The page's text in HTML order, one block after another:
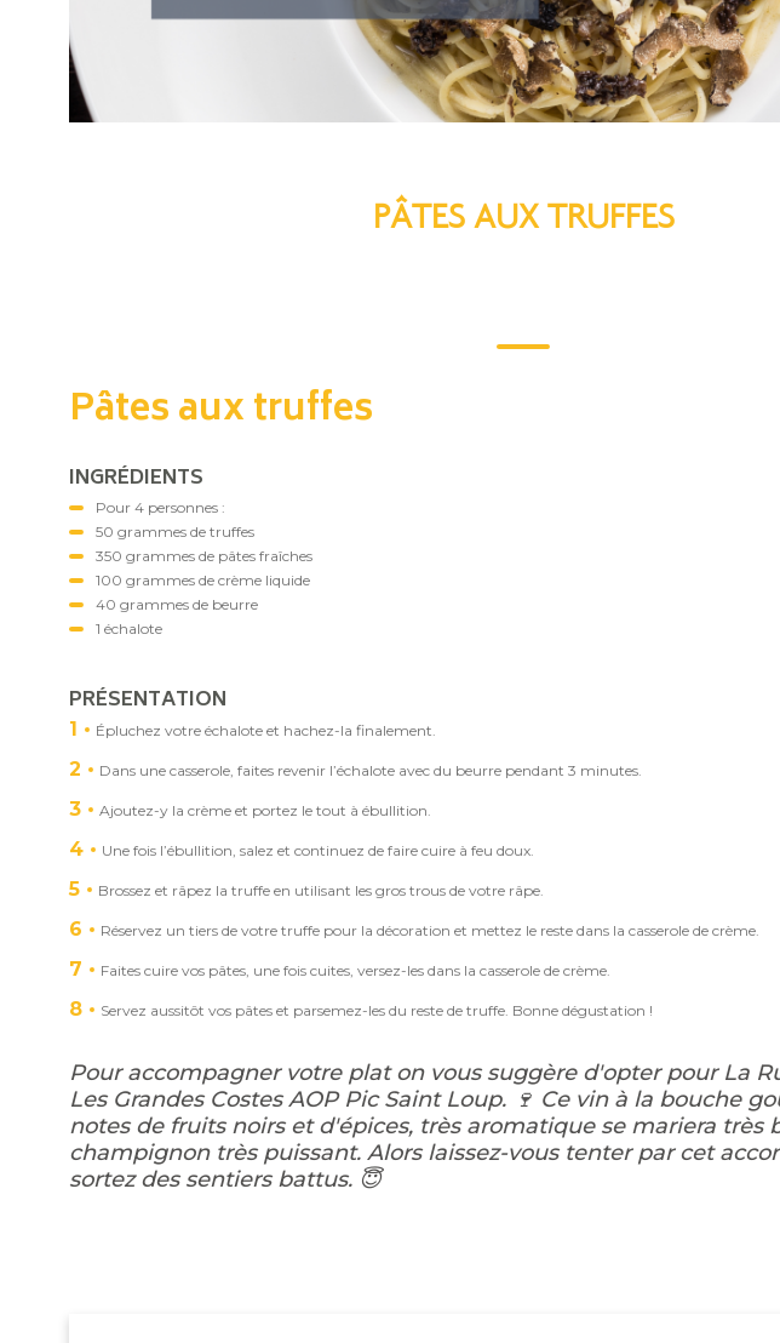
PÂTES AUX TRUFFES
Pâtes aux truffes
INGRÉDIENTS
Pour 4 personnes :
50 grammes de truffes
350 grammes de pâtes fraîches
100 grammes de crème liquide
40 grammes de beurre
1 échalote
PRÉSENTATION
1 Épluchez votre échalote et hachez-la finalement.
2 Dans une casserole, faites revenir l’échalote avec du beurre pendant 3 minutes.
3 Ajoutez-y la crème et portez le tout à ébullition.
4 Une fois l’ébullition, salez et continuez de faire cuire à feu doux.
5 Brossez et râpez la truffe en utilisant les gros trous de votre râpe.
6 Réservez un tiers de votre truffe pour la décoration et mettez le reste dans la casserole de crème.
7 Faites cuire vos pâtes, une fois cuites, versez-les dans la casserole de crème.
8 Servez aussitôt vos pâtes et parsemez-les du reste de truffe. Bonne dégustation !
Pour accompagner votre plat on vous suggère d'opter pour La
Les Grandes Costes AOP Pic Saint Loup. 🍷 Ce vin à la bouche
notes de fruits noirs et d'épices, très aromatique se mariera très
champignon très puissant. Alors laissez-vous tenter par cet
sortez des sentiers battus. 😇